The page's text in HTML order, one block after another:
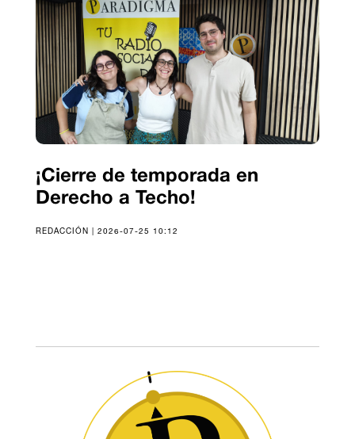
¡Cierre de temporada en
Derecho a Techo!
REDACCIÓN | 2026-07-25 10:12